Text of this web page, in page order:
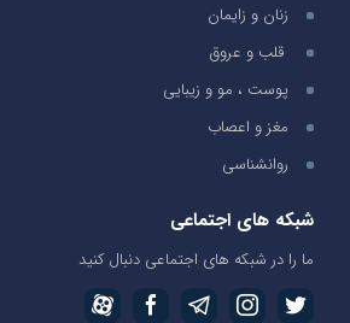
زنان و زایمان
قلب و عروق
پوست ، مو و زیبایی
مغز و اعصاب
روانشناسی
شبکه های اجتماعی
ما را در شبکه های اجتماعی دنبال کنید